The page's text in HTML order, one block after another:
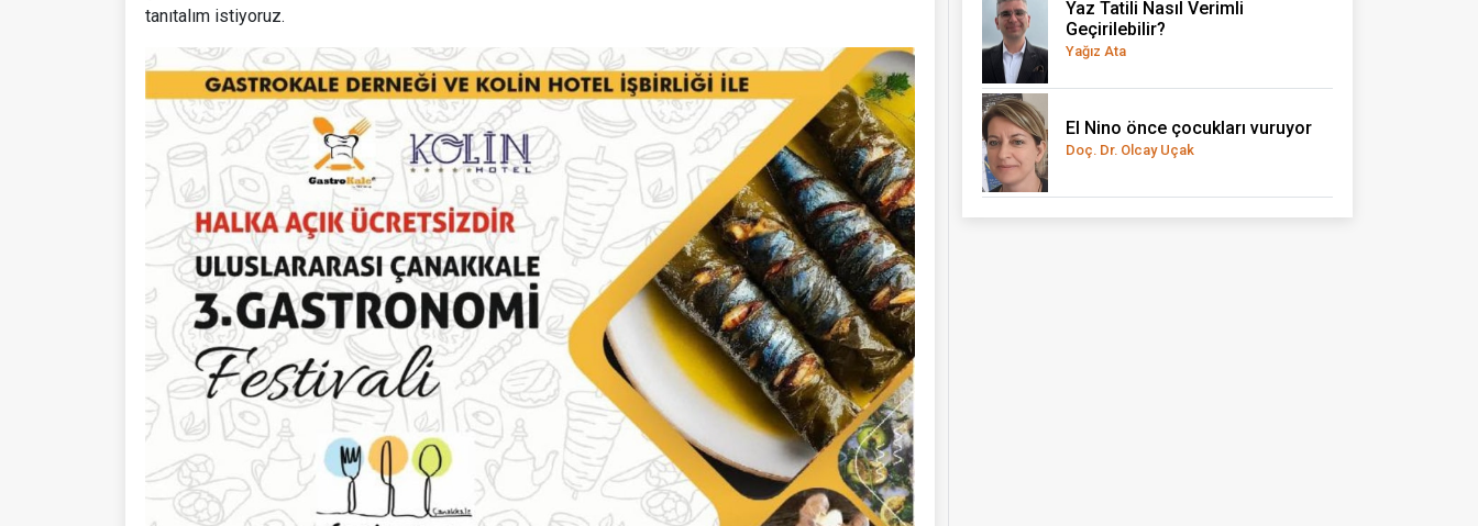
tanıtalım istiyoruz.
Yaz Tatili Nasıl Verimli
Geçirilebilir?
Yağız Ata
El Nino önce çocukları vuruyor
Doç. Dr. Olcay Uçak